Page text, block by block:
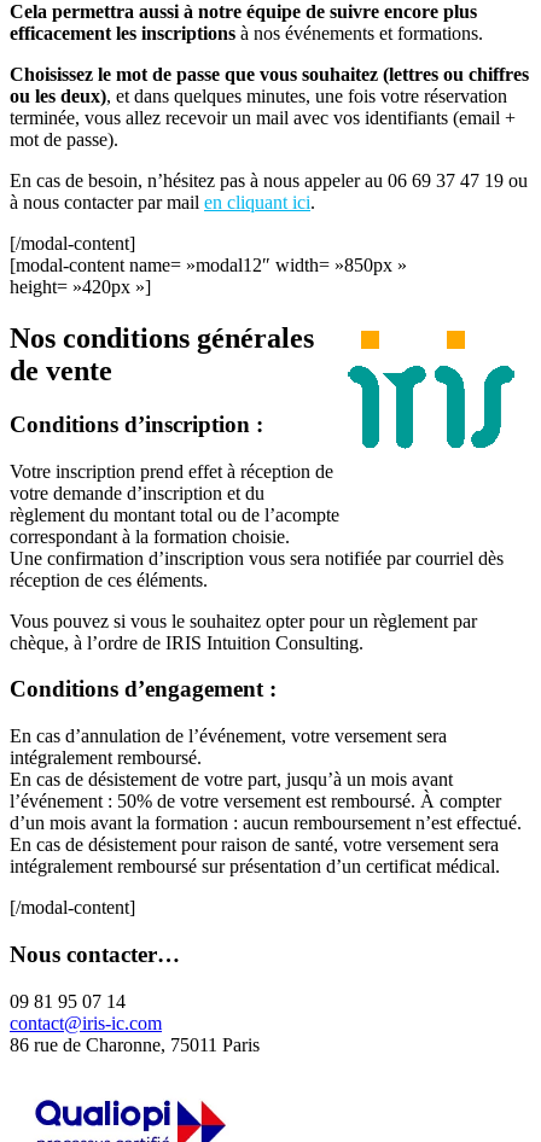
Cela permettra aussi à notre équipe de suivre encore plus
efficacement les inscriptions à nos événements et formations.
Choisissez le mot de passe que vous souhaitez (lettres ou chiffres
ou les deux), et dans quelques minutes, une fois votre réservation
terminée, vous allez recevoir un mail avec vos identifiants (email +
mot de passe).
En cas de besoin, n’hésitez pas à nous appeler au 06 69 37 47 19 ou
à nous contacter par mail en cliquant ici.
[/modal-content]
[modal-content name= »modal12″ width= »850px »
height= »420px »]
Nos conditions générales
de vente
Conditions d’inscription :
Votre inscription prend effet à réception de
votre demande d’inscription et du
règlement du montant total ou de l’acompte
correspondant à la formation choisie.
Une confirmation d’inscription vous sera notifiée par courriel dès
réception de ces éléments.
Vous pouvez si vous le souhaitez opter pour un règlement par
chèque, à l’ordre de IRIS Intuition Consulting.
Conditions d’engagement :
En cas d’annulation de l’événement, votre versement sera
intégralement remboursé.
En cas de désistement de votre part, jusqu’à un mois avant
l’événement : 50% de votre versement est remboursé. À compter
d’un mois avant la formation : aucun remboursement n’est effectué.
En cas de désistement pour raison de santé, votre versement sera
intégralement remboursé sur présentation d’un certificat médical.
[/modal-content]
Nous contacter…
09 81 95 07 14
contact@iris-ic.com
86 rue de Charonne, 75011 Paris